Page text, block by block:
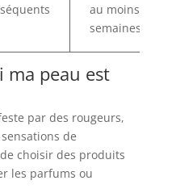
au moins 4-6
semaines
ma peau est
par des rougeurs,
de
choisir des produits
les parfums ou